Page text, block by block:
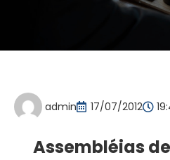
admin 17/07/2012
Assembléias